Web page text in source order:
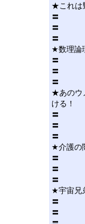
★これは
〓
〓
〓
★数理論
〓
〓
〓
★あのウ
ける！
〓
〓
〓
★介護の
〓
〓
〓
★宇宙兄
〓
〓